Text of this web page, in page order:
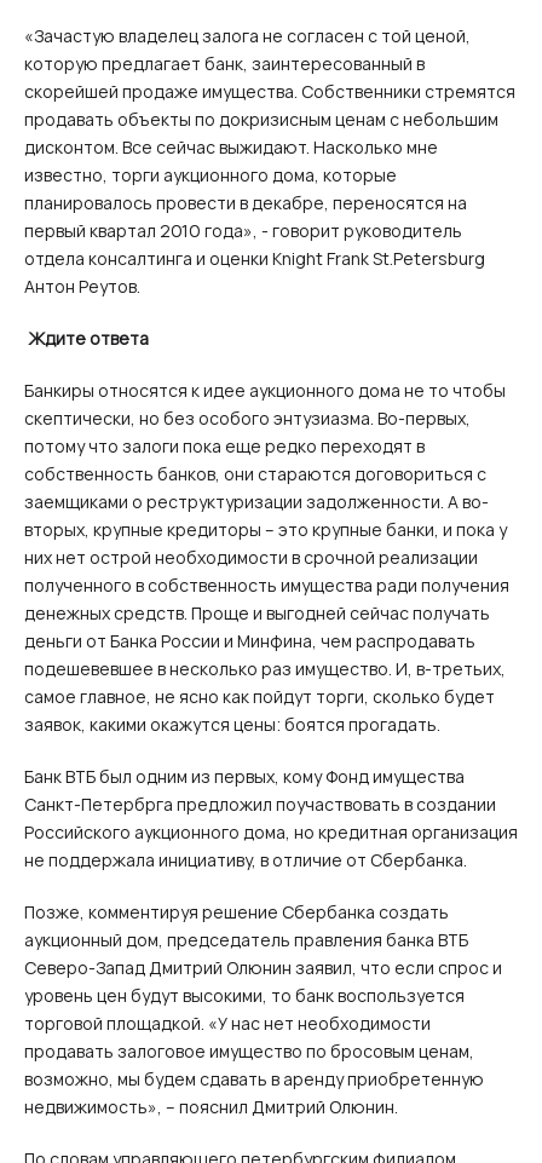
«Зачастую владелец залога не согласен с той ценой,
которую предлагает банк, заинтересованный в
скорейшей продаже имущества. Собственники стремятся
продавать объекты по докризисным ценам с небольшим
дисконтом. Все сейчас выжидают. Насколько мне
известно, торги аукционного дома, которые
планировалось провести в декабре, переносятся на
первый квартал 2010 года», - говорит руководитель
отдела консалтинга и оценки Knight Frank St.Petersburg
Антон Реутов.
Ждите ответа
Банкиры относятся к идее аукционного дома не то чтобы
скептически, но без особого энтузиазма. Во-первых,
потому что залоги пока еще редко переходят в
собственность банков, они стараются договориться с
заемщиками о реструктуризации задолженности. А во-
вторых, крупные кредиторы – это крупные банки, и пока у
них нет острой необходимости в срочной реализации
полученного в собственность имущества ради получения
денежных средств. Проще и выгодней сейчас получать
деньги от Банка России и Минфина, чем распродавать
подешевевшее в несколько раз имущество. И, в-третьих,
самое главное, не ясно как пойдут торги, сколько будет
заявок, какими окажутся цены: боятся прогадать.
Банк ВТБ был одним из первых, кому Фонд имущества
Санкт-Петербрга предложил поучаствовать в создании
Российского аукционного дома, но кредитная организация
не поддержала инициативу, в отличие от Сбербанка.
Позже, комментируя решение Сбербанка создать
аукционный дом, председатель правления банка ВТБ
Северо-Запад Дмитрий Олюнин заявил, что если спрос и
уровень цен будут высокими, то банк воспользуется
торговой площадкой. «У нас нет необходимости
продавать залоговое имущество по бросовым ценам,
возможно, мы будем сдавать в аренду приобретенную
недвижимость», – пояснил Дмитрий Олюнин.